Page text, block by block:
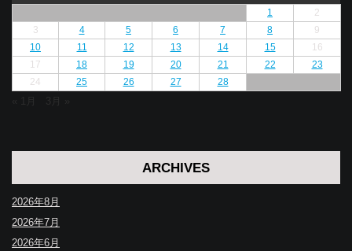
1
2
3
4 5 6 7 8
9
10
11 12 13 14 15
16
17
18 19 20 21 22
23
24
25 26 27 28
3月 »
ARCHIVES
2026年8月
2026年7月
2026年6月